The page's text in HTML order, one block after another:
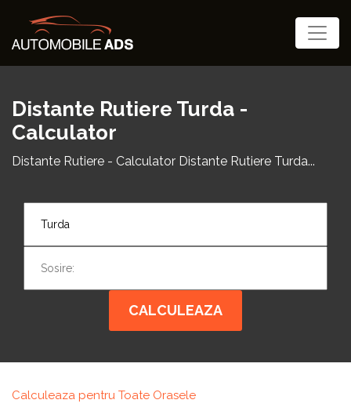
Distante Rutiere Turda -
Calculator
Distante Rutiere - Calculator Distante Rutiere Turda...
CALCULEAZA
Calculeaza pentru Toate Orasele